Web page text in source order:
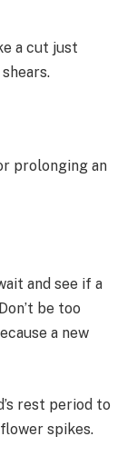
a cut just
prolonging an
and see if a
be too
a new
rest period to
spikes.